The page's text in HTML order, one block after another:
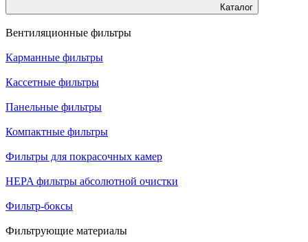
Каталог
Вентиляционные фильтры
Карманные фильтры
Кассетные фильтры
Панельные фильтры
Компактные фильтры
Фильтры для покрасочных камер
HEPA фильтры абсолютной очистки
Фильтр-боксы
Фильтрующие материалы